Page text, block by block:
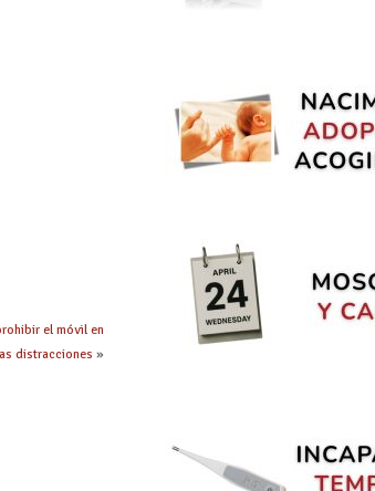
el móvil en
distracciones »